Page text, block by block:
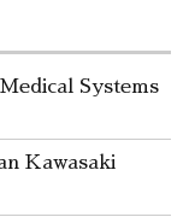
Medical Systems
Kawasaki